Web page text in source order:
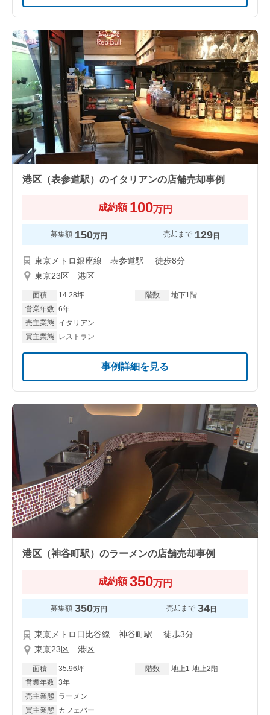
港区（表参道駅）のイタリアンの店舗売却事例
成約額 100万円
募集額 150万円 売却まで 129日
東京メトロ銀座線 表参道駅 徒歩8分
東京23区 港区
面積 14.28坪 階数
地下1階
営業年数 6年
売主業態
イタリアン
買主業態
レストラン
事例詳細を見る
港区（神谷町駅）のラーメンの店舗売却事例
成約額 350万円
募集額 350万円 売却まで 34日
東京メトロ日比谷線 神谷町駅 徒歩3分
東京23区 港区
面積 35.96坪 階数
地上1-地上2階
営業年数 3年
売主業態
ラーメン
買主業態
カフェバー